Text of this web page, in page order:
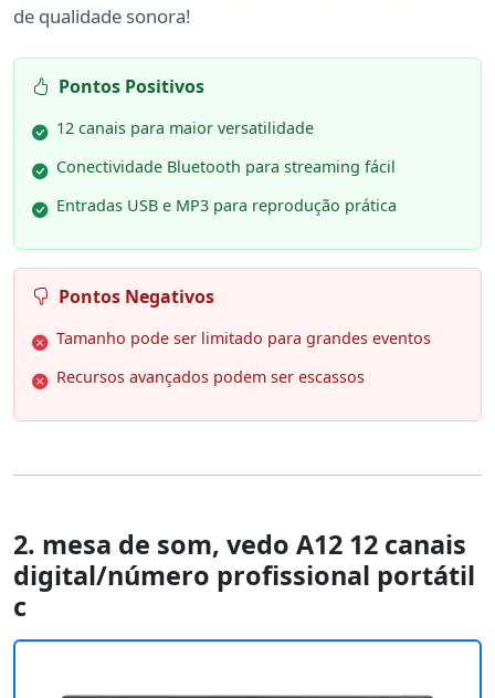
de qualidade sonora!
Pontos Positivos
12 canais para maior versatilidade
Conectividade Bluetooth para streaming fácil
Entradas USB e MP3 para reprodução prática
Pontos Negativos
Tamanho pode ser limitado para grandes eventos
Recursos avançados podem ser escassos
2. mesa de som, vedo A12 12 canais
digital/número profissional portátil
c